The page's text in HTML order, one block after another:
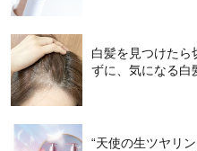
白髪を見つけたら
ずに、気になる白
“天使の生ツヤリ